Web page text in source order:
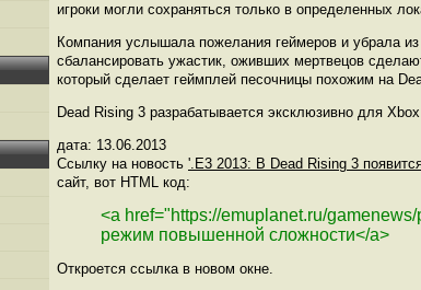
игроки могли сохраняться только в определенных
Компания услышала пожелания геймеров и убрала
сбалансировать ужастик, оживших мертвецов
который сделает геймплей песочницы похожим на
Dead Rising 3 разрабатывается эксклюзивно для
дата: 13.06.2013
Ссылку на новость '.Е3 2013: В Dead Rising 3
сайт, вот HTML код:
<a href="https://emuplanet.ru/
режим повышенной сложности</a>
Откроется ссылка в новом окне.